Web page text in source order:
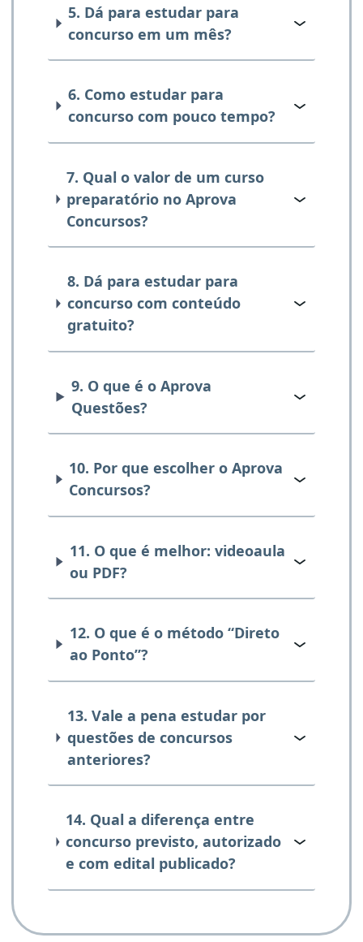
5. Dá para estudar para
concurso em um mês?
6. Como estudar para
concurso com pouco tempo?
7. Qual o valor de um curso
preparatório no Aprova
Concursos?
8. Dá para estudar para
concurso com conteúdo
gratuito?
9. O que é o Aprova
Questões?
10. Por que escolher o Aprova
Concursos?
11. O que é melhor: videoaula
ou PDF?
12. O que é o método “Direto
ao Ponto”?
13. Vale a pena estudar por
questões de concursos
anteriores?
14. Qual a diferença entre
concurso previsto, autorizado
e com edital publicado?